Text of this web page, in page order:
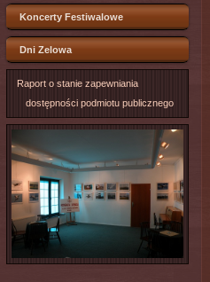
Koncerty Festiwalowe
Dni Zelowa
Raport o stanie zapewniania
dostępności podmiotu publicznego